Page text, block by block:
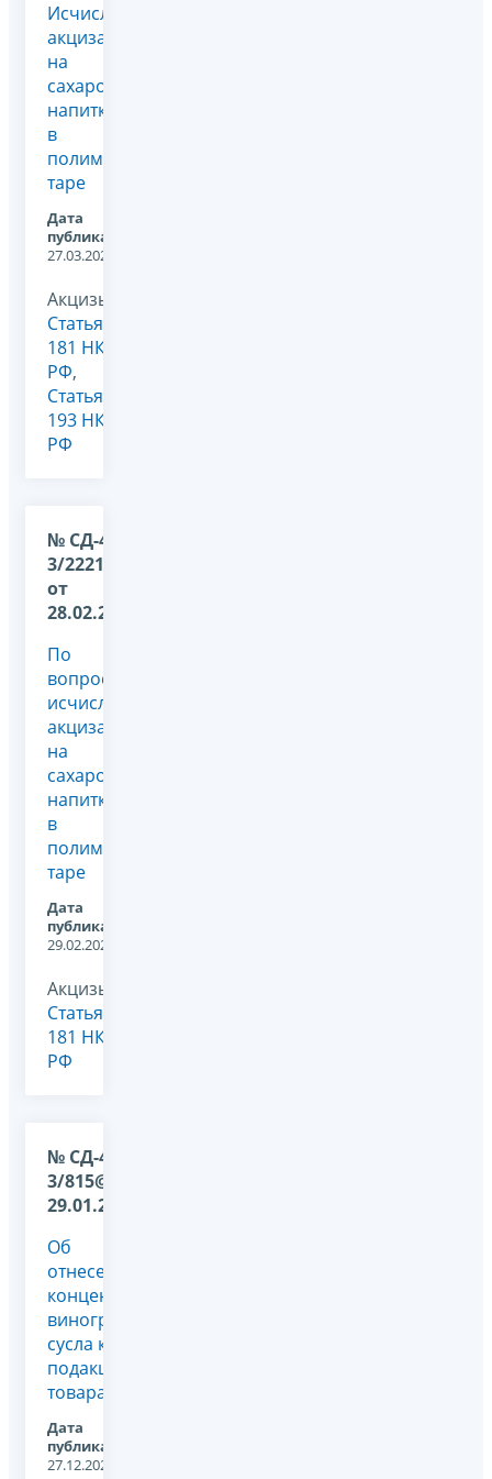
Исчисление
акциза
на
сахаросодержащие
напитки
в
полимерной
таре
Дата
публикации:
27.03.2024
Акцизы,
Статья
181 НК
РФ,
Статья
193 НК
РФ
№ СД-4-
3/2221@
от
28.02.2024
По
вопросу
исчисления
акциза
на
сахаросодержащие
напитки
в
полимерной
таре
Дата
публикации:
29.02.2024
Акцизы,
Статья
181 НК
РФ
№ СД-4-
3/815@ от
29.01.2024
Об
отнесении
концентрированного
виноградного
сусла к
подакцизным
товарам
Дата
публикации:
27.12.2024